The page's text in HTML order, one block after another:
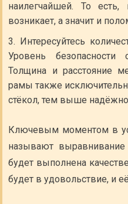
наилегчайшей. То
возникает, а значит и
Интересуйтесь
Уровень безопасности
Толщина и расстояние
рамы также
стёкол, тем выше
Ключевым моментом в
называют
будет выполнена
будет в удовольствие, и